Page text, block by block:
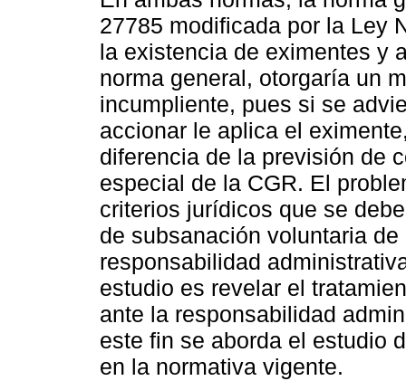
27785 modificada por la Ley
la existencia de eximentes y
norma general, otorgaría un
incumpliente, pues si se
accionar le aplica el
diferencia de la previsión de
especial de la CGR. El
criterios jurídicos que se
de subsanación voluntaria
responsabilidad
estudio es revelar el
ante la responsabilidad
este fin se aborda el estudio
en la normativa vigente.